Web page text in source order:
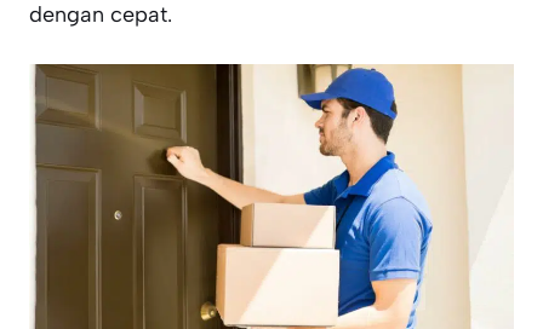
dengan cepat.